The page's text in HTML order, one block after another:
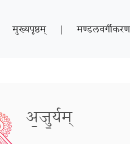
मुख्यपृष्ठम् |
अ॒जु॒र्यम्